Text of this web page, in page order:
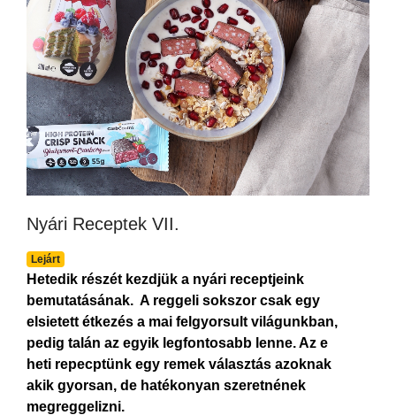
Nyári Receptek VII.
Lejárt
Hetedik részét kezdjük a nyári receptjeink
bemutatásának. A reggeli sokszor csak egy
elsietett étkezés a mai felgyorsult világunkban,
pedig talán az egyik legfontosabb lenne. Az e
heti repecptünk egy remek választás azoknak
akik gyorsan, de hatékonyan szeretnének
megreggelizni.